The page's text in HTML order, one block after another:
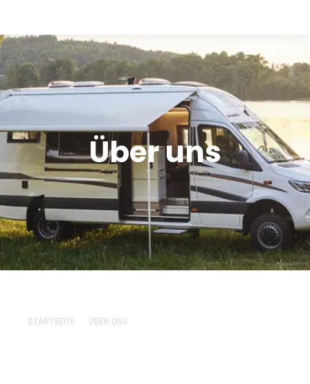
Verkauf
Offroad Area
Dometic Service Provider
Werkstatt
Über uns
Über uns
STARTSEITE ÜBER UNS